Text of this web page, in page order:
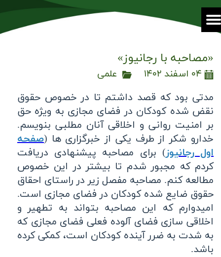
«مصاحبه با رجانیوز»
۰۴ اسفند ۱۴۰۲ علمی
مدتی بود که قصد داشتم تا در خصوص حقوق
نقض شده کودکان در فضای مجازی به ویژه حق
بر امنیت روانی و اخلاقی آنان مطلبی بنویسم.
خدارو شکر از طرف یکی از خبرگزاری ها (صفحه
اول رجانیوز) برای مصاحبه پیشنهادی دریافت
کردم که مجبور شدم تا بیشتر در این خصوص
مطالعه کنم. مصاحبه مفصل زیر در راستای احقاق
حقوق ضایع شده کودکان در فضای مجازی است.
امیدوارم که این مصاحبه بتواند به تطهیر و
اخلاقی سازی فضای آلوده فعلی فضای مجازی که
به شدت به ضرر آینده کودکان است، کمکی کرده
باشد.